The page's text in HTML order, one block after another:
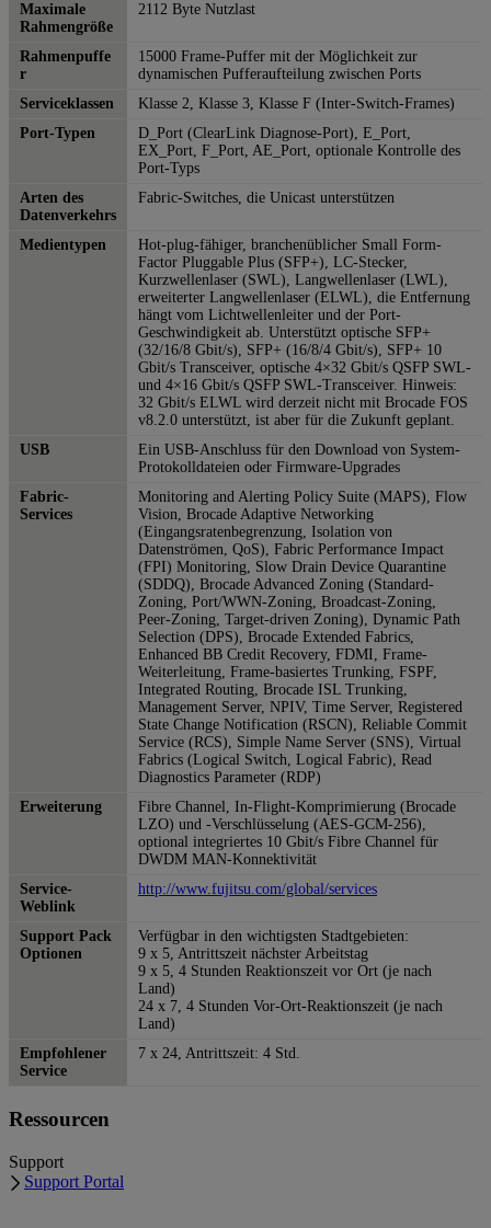
Maximale
Rahmengröße
2112 Byte Nutzlast
Rahmenpuffe
r
15000 Frame-Puffer mit der Möglichkeit zur
dynamischen Pufferaufteilung zwischen Ports
Serviceklassen
Klasse 2, Klasse 3, Klasse F (Inter-Switch-Frames)
Port-Typen
D_Port (ClearLink Diagnose-Port), E_Port,
EX_Port, F_Port, AE_Port, optionale Kontrolle des
Port-Typs
Arten des
Datenverkehrs
Fabric-Switches, die Unicast unterstützen
Medientypen
Hot-plug-fähiger, branchenüblicher Small Form-
Factor Pluggable Plus (SFP+), LC-Stecker,
Kurzwellenlaser (SWL), Langwellenlaser (LWL),
erweiterter Langwellenlaser (ELWL), die Entfernung
hängt vom Lichtwellenleiter und der Port-
Geschwindigkeit ab. Unterstützt optische SFP+
(32/16/8 Gbit/s), SFP+ (16/8/4 Gbit/s), SFP+ 10
Gbit/s Transceiver, optische 4×32 Gbit/s QSFP SWL-
und 4×16 Gbit/s QSFP SWL-Transceiver. Hinweis:
32 Gbit/s ELWL wird derzeit nicht mit Brocade FOS
v8.2.0 unterstützt, ist aber für die Zukunft geplant.
USB
Ein USB-Anschluss für den Download von System-
Protokolldateien oder Firmware-Upgrades
Fabric-
Services
Monitoring and Alerting Policy Suite (MAPS), Flow
Vision, Brocade Adaptive Networking
(Eingangsratenbegrenzung, Isolation von
Datenströmen, QoS), Fabric Performance Impact
(FPI) Monitoring, Slow Drain Device Quarantine
(SDDQ), Brocade Advanced Zoning (Standard-
Zoning, Port/WWN-Zoning, Broadcast-Zoning,
Peer-Zoning, Target-driven Zoning), Dynamic Path
Selection (DPS), Brocade Extended Fabrics,
Enhanced BB Credit Recovery, FDMI, Frame-
Weiterleitung, Frame-basiertes Trunking, FSPF,
Integrated Routing, Brocade ISL Trunking,
Management Server, NPIV, Time Server, Registered
State Change Notification (RSCN), Reliable Commit
Service (RCS), Simple Name Server (SNS), Virtual
Fabrics (Logical Switch, Logical Fabric), Read
Diagnostics Parameter (RDP)
Erweiterung
Fibre Channel, In-Flight-Komprimierung (Brocade
LZO) und -Verschlüsselung (AES-GCM-256),
optional integriertes 10 Gbit/s Fibre Channel für
DWDM MAN-Konnektivität
Service-
Weblink
http://www.fujitsu.com/global/services
Support Pack
Optionen
Verfügbar in den wichtigsten Stadtgebieten:
9 x 5, Antrittszeit nächster Arbeitstag
9 x 5, 4 Stunden Reaktionszeit vor Ort (je nach
Land)
24 x 7, 4 Stunden Vor-Ort-Reaktionszeit (je nach
Land)
Empfohlener
Service
7 x 24, Antrittszeit: 4 Std.
Ressourcen
Support
Support Portal